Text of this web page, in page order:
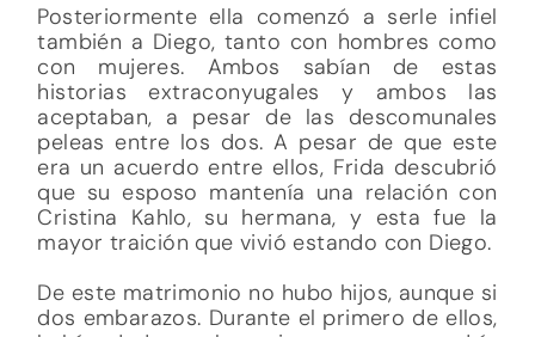
Posteriormente ella comenzó a serle infiel
también a Diego, tanto con hombres como
con mujeres. Ambos sabían de estas
historias extraconyugales y ambos las
aceptaban, a pesar de las descomunales
peleas entre los dos. A pesar de que este
era un acuerdo entre ellos, Frida descubrió
que su esposo mantenía una relación con
Cristina Kahlo, su hermana, y esta fue la
mayor traición que vivió estando con Diego.
De este matrimonio no hubo hijos, aunque si
dos embarazos. Durante el primero de ellos,